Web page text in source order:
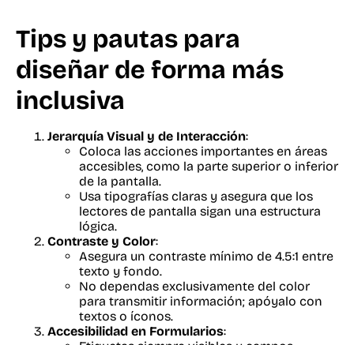
Tips y pautas para
diseñar de forma más
inclusiva
Jerarquía Visual y de Interacción:
Coloca las acciones importantes en áreas
accesibles, como la parte superior o inferior
de la pantalla.
Usa tipografías claras y asegura que los
lectores de pantalla sigan una estructura
lógica.
Contraste y Color:
Asegura un contraste mínimo de 4.5:1 entre
texto y fondo.
No dependas exclusivamente del color
para transmitir información; apóyalo con
textos o íconos.
Accesibilidad en Formularios: